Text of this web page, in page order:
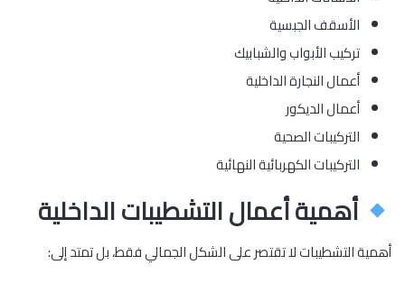
الأسقف الجبسية
تركيب الأبواب والشبابيك
أعمال النجارة الداخلية
أعمال الديكور
التركيبات الصحية
التركيبات الكهربائية النهائية
أهمية أعمال التشطيبات الداخلية
أهمية التشطيبات لا تقتصر على الشكل الجمالي فقط، بل تمتد إلى: